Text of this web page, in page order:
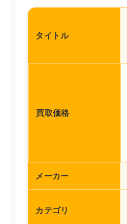
タイトル
買取価格
メーカー
カテゴリ